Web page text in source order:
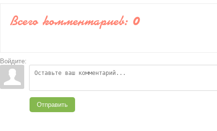
Всего комментариев: 0
Войдите:
Отправить